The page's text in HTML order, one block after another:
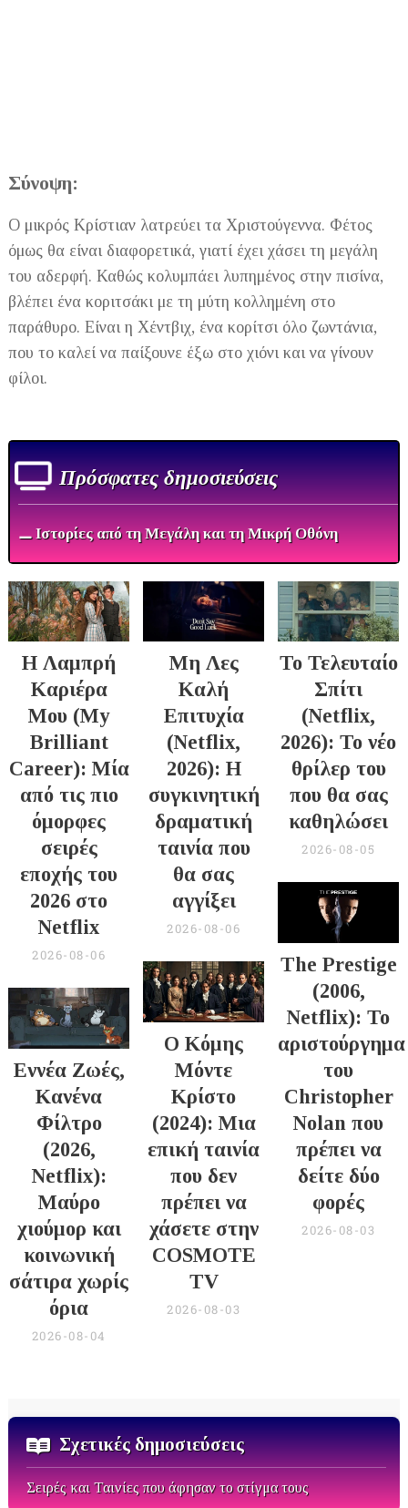
Σύνοψη:
Ο μικρός Κρίστιαν λατρεύει τα Χριστούγεννα. Φέτος
όμως θα είναι διαφορετικά, γιατί έχει χάσει τη μεγάλη
του αδερφή. Καθώς κολυμπάει λυπημένος στην πισίνα,
βλέπει ένα κοριτσάκι με τη μύτη κολλημένη στο
παράθυρο. Είναι η Χέντβιχ, ένα κορίτσι όλο ζωντάνια,
που το καλεί να παίξουνε έξω στο χιόνι και να γίνουν
φίλοι.
Πρόσφατες δημοσιεύσεις
⚊ Ιστορίες από τη Μεγάλη και τη Μικρή Οθόνη
Η Λαμπρή
Καριέρα
Μου (My
Brilliant
Career): Μία
από τις πιο
όμορφες
σειρές
εποχής του
2026 στο
Netflix
2026-08-06
Μη Λες
Καλή
Επιτυχία
(Netflix,
2026): Η
συγκινητική
δραματική
ταινία που
θα σας
αγγίξει
2026-08-06
Το Τελευταίο
Σπίτι
(Netflix,
2026): Το νέο
θρίλερ του
που θα σας
καθηλώσει
2026-08-05
Εννέα Ζωές,
Κανένα
Φίλτρο
(2026,
Netflix):
Μαύρο
χιούμορ και
κοινωνική
σάτιρα χωρίς
όρια
2026-08-04
Ο Κόμης
Μόντε
Κρίστο
(2024): Μια
επική ταινία
που δεν
πρέπει να
χάσετε στην
COSMOTE
TV
2026-08-03
The Prestige
(2006,
Netflix): Το
αριστούργημα
του
Christopher
Nolan που
πρέπει να
δείτε δύο
φορές
2026-08-03
Σχετικές δημοσιεύσεις
Σειρές και Ταινίες που άφησαν το στίγμα τους